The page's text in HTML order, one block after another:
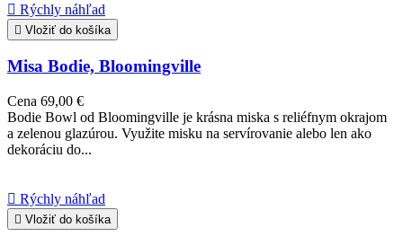
 Rýchly náhľad
 Vložiť do košíka
Misa Bodie, Bloomingville
Cena 69,00 €
Bodie Bowl od Bloomingville je krásna miska s reliéfnym okrajom
a zelenou glazúrou. Využite misku na servírovanie alebo len ako
dekoráciu do...
 Rýchly náhľad
 Vložiť do košíka